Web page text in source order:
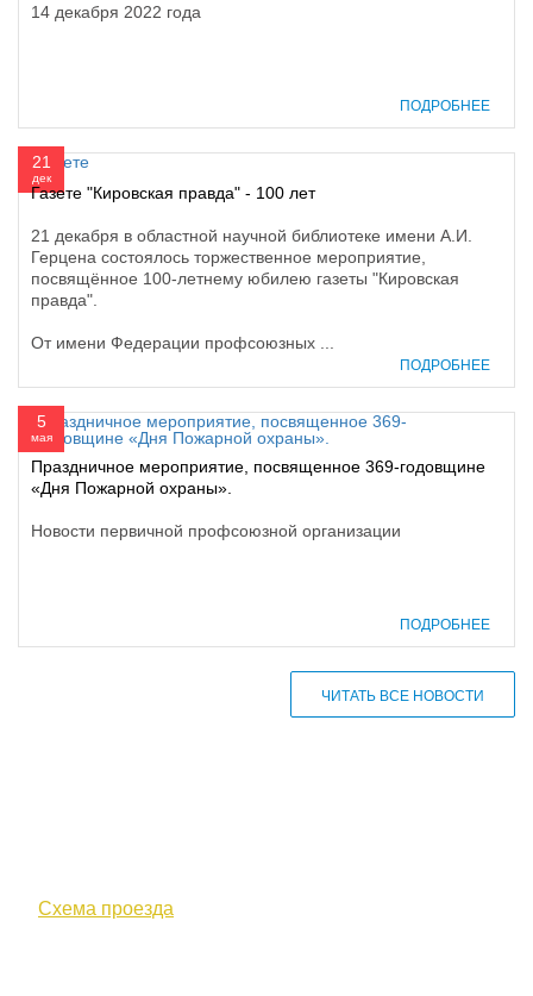
14 декабря 2022 года
ПОДРОБНЕЕ
21
дек
Газете "Кировская правда" - 100 лет
21 декабря в областной научной библиотеке имени А.И.
Герцена состоялось торжественное мероприятие,
посвящённое 100-летнему юбилею газеты "Кировская
правда".
От имени Федерации профсоюзных ...
ПОДРОБНЕЕ
5
мая
Праздничное мероприятие, посвященное 369-годовщине
«Дня Пожарной охраны».
Новости первичной профсоюзной организации
ПОДРОБНЕЕ
ЧИТАТЬ ВСЕ НОВОСТИ
Схема проезда